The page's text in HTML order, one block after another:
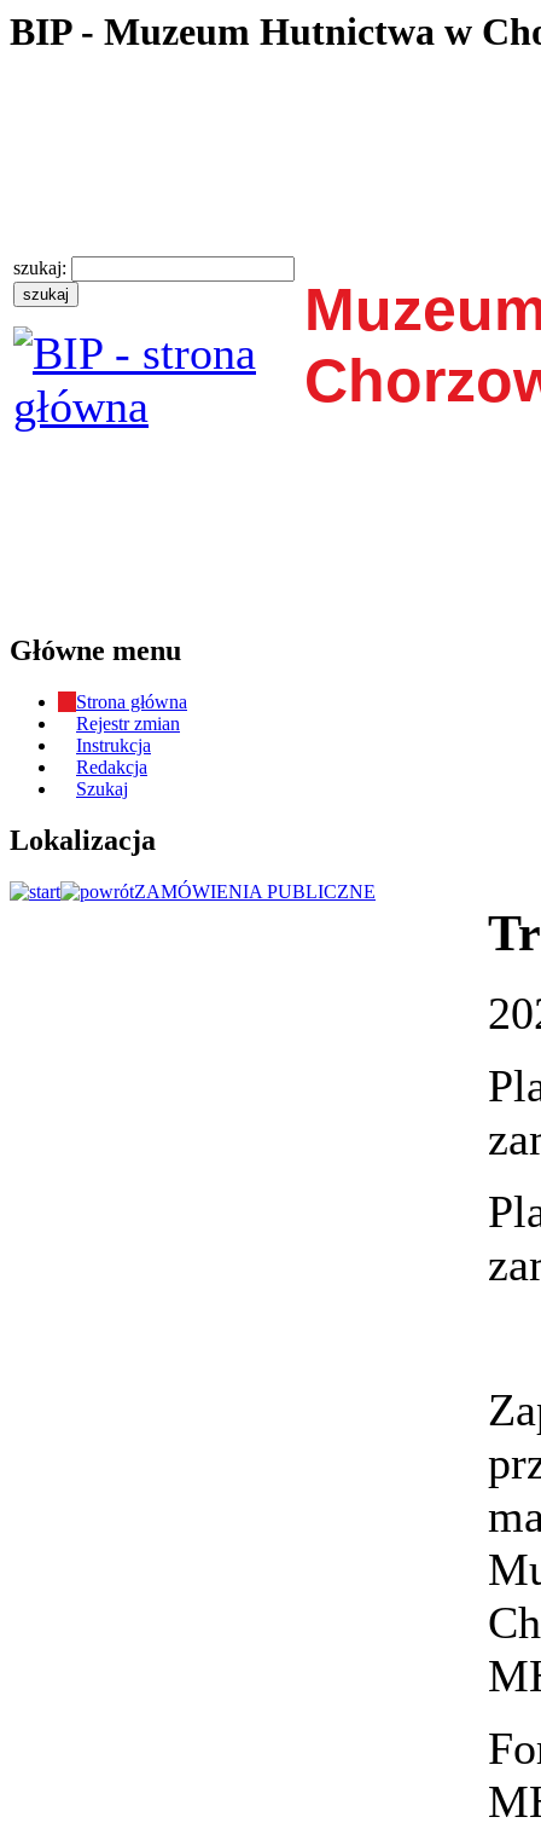
BIP - Muzeum Hutnictwa w
szukaj:
Główne menu
Strona główna
Rejestr zmian
Instrukcja
Redakcja
Szukaj
Lokalizacja
ZAMÓWIENIA PUBLICZNE